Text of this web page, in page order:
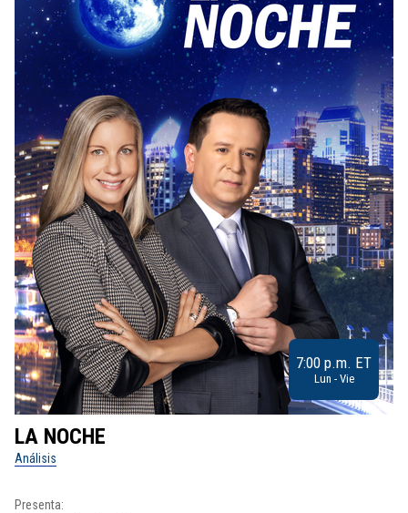
7:00 p.m. ET
Lun - Vie
LA NOCHE
Análisis
Presenta: